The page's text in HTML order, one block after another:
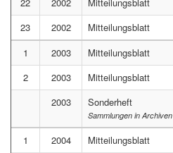
23
2002
Mitteilungsblatt
1
2003
Mitteilungsblatt
2
2003
Mitteilungsblatt
2003
Sonderheft
Sammlungen in Archiven
1 2004
Mitteilungsblatt